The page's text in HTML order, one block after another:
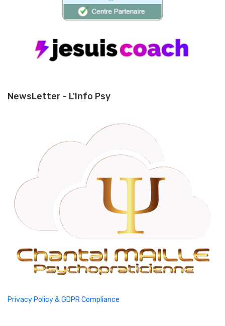
NewsLetter - L'Info Psy
Privacy Policy & GDPR Compliance